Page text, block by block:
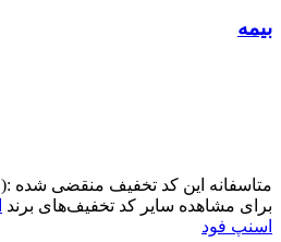
بیمه
متاسفانه این کد تخفیف منقضی شده :(
برای مشاهده سایر کد تخفیف‌های برند
اسنپ فود